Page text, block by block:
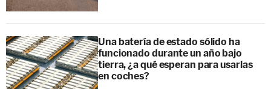
Una batería de estado sólido ha
funcionado durante un año bajo
tierra, ¿a qué esperan para usarlas
en coches?